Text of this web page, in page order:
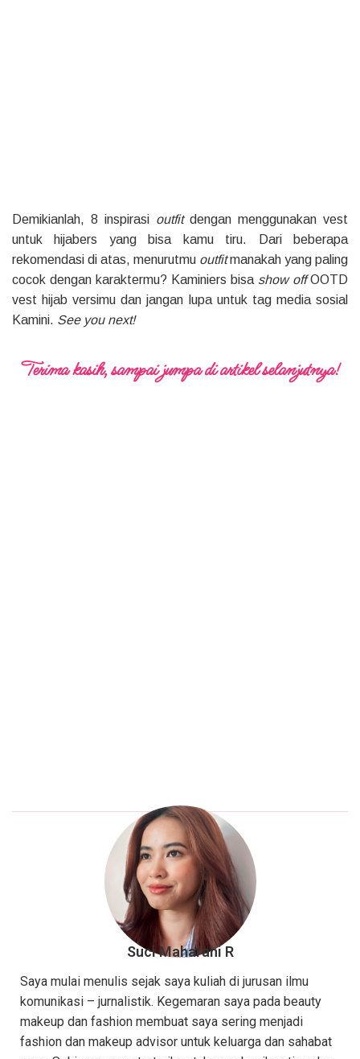
Demikianlah, 8 inspirasi outfit dengan menggunakan vest
untuk hijabers yang bisa kamu tiru. Dari beberapa
rekomendasi di atas, menurutmu outfitmanakah yang paling
cocok dengan karaktermu? Kaminiers bisa show offOOTD
vest hijab versimu dan jangan lupa untuk tag media sosial
Kamini. See you next!
Terima kasih, sampai jumpa di artikel selanjutnya!
Suci Maharani R
Saya mulai menulis sejak saya kuliah di jurusan ilmu
komunikasi – jurnalistik. Kegemaran saya pada beauty
makeup dan fashion membuat saya sering menjadi
fashion dan makeup advisor untuk keluarga dan sahabat